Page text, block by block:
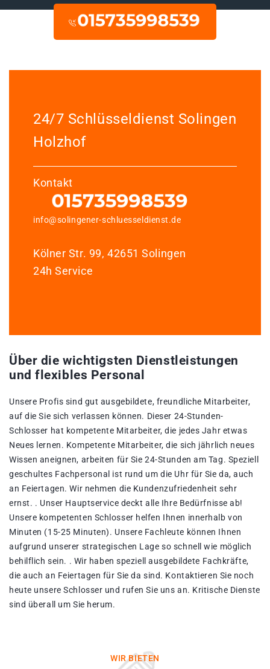
24/7 Schlüsseldienst Solingen
Holzhof
Kontakt
info@solingener-schluesseldienst.de
Kölner Str. 99, 42651 Solingen
24h Service
Über die wichtigsten Dienstleistungen
und flexibles Personal
Unsere Profis sind gut ausgebildete, freundliche Mitarbeiter,
auf die Sie sich verlassen können. Dieser 24-Stunden-
Schlosser hat kompetente Mitarbeiter, die jedes Jahr etwas
Neues lernen. Kompetente Mitarbeiter, die sich jährlich neues
Wissen aneignen, arbeiten für Sie 24-Stunden am Tag. Speziell
geschultes Fachpersonal ist rund um die Uhr für Sie da, auch
an Feiertagen. Wir nehmen die Kundenzufriedenheit sehr
ernst. . Unser Hauptservice deckt alle Ihre Bedürfnisse ab!
Unsere kompetenten Schlosser helfen Ihnen innerhalb von
Minuten (15-25 Minuten). Unsere Fachleute können Ihnen
aufgrund unserer strategischen Lage so schnell wie möglich
behilflich sein. . Wir haben speziell ausgebildete Fachkräfte,
die auch an Feiertagen für Sie da sind. Kontaktieren Sie noch
heute unsere Schlosser und rufen Sie uns an. Kritische Dienste
sind überall um Sie herum.
WIR BIETEN